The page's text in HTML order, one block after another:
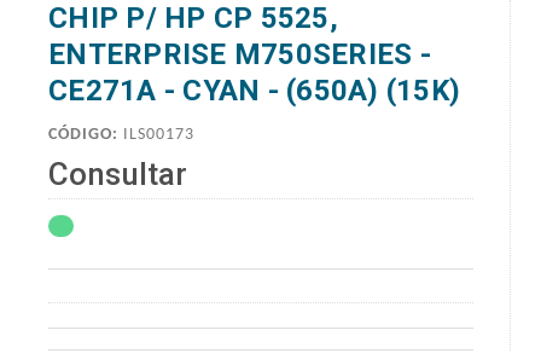
CHIP P/ HP CP 5525,
ENTERPRISE M750SERIES -
CE271A - CYAN - (650A) (15K)
CÓDIGO: ILS00173
Consultar